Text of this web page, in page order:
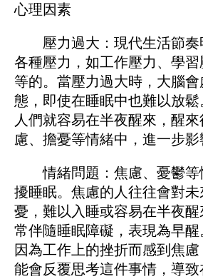
心理因素
壓力過大：現代生活節奏
各種壓力，如工作壓力、學習
等的。當壓力過大時，大腦
態，即使在睡眠中也難以放鬆
人們就容易在半夜醒來，醒
慮、擔憂等情緒中，進一步影
情緒問題：焦慮、憂鬱等
擾睡眠。焦慮的人往往會對
憂，難以入睡或容易在半夜
常伴隨睡眠障礙，表現為早醒
因為工作上的挫折而感到焦
能會反覆思考這件事情，導